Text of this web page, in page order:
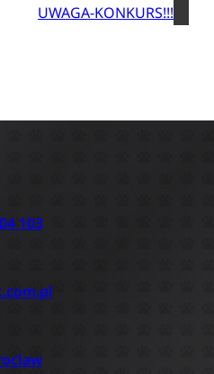
UWAGA-KONKURS!!!
103